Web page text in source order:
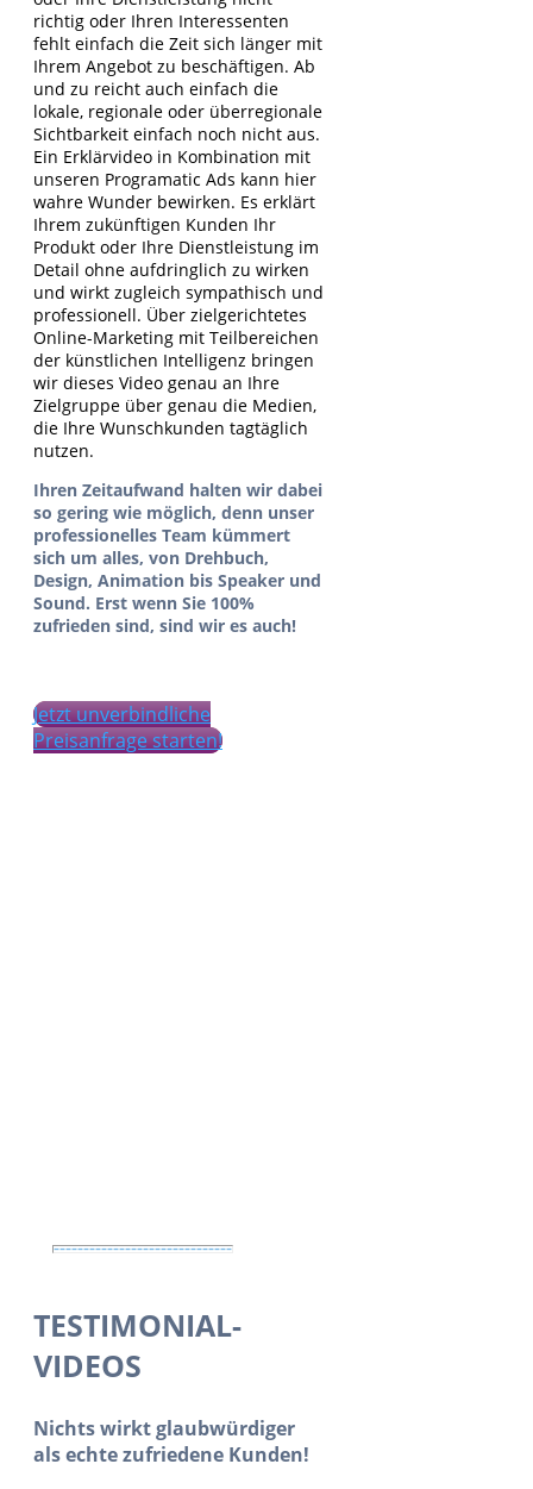
richtig oder Ihren Interessenten
fehlt einfach die Zeit sich länger mit
Ihrem Angebot zu beschäftigen. Ab
und zu reicht auch einfach die
lokale, regionale oder überregionale
Sichtbarkeit einfach noch nicht aus.
Ein Erklärvideo in Kombination mit
unseren Programatic Ads kann hier
wahre Wunder bewirken. Es erklärt
Ihrem zukünftigen Kunden Ihr
Produkt oder Ihre Dienstleistung im
Detail ohne aufdringlich zu wirken
und wirkt zugleich sympathisch und
professionell. Über zielgerichtetes
Online-Marketing mit Teilbereichen
der künstlichen Intelligenz bringen
wir dieses Video genau an Ihre
Zielgruppe über genau die Medien,
die Ihre Wunschkunden tagtäglich
nutzen.
Ihren Zeitaufwand halten wir dabei
so gering wie möglich, denn unser
professionelles Team kümmert
sich um alles, von Drehbuch,
Design, Animation bis Speaker und
Sound. Erst wenn Sie 100%
zufrieden sind, sind wir es auch!
Jetzt unverbindliche
Preisanfrage starten!
TESTIMONIAL-
VIDEOS
Nichts wirkt glaubwürdiger
als echte zufriedene Kunden!